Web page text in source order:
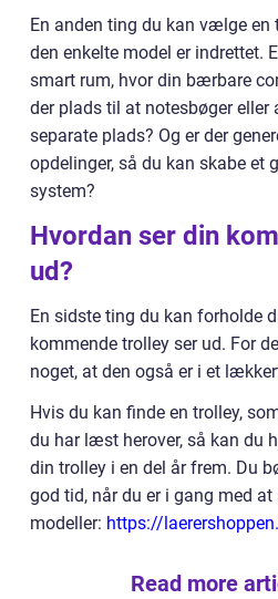
En anden ting du kan vælge en
den enkelte model er indrettet.
smart rum, hvor din bærbare
der plads til at notesbøger eller
separate plads? Og er der
opdelinger, så du kan skabe et
system?
Hvordan ser din
ud?
En sidste ting du kan forholde
kommende trolley ser ud. For
noget, at den også er i et
Hvis du kan finde en trolley,
du har læst herover, så kan du
din trolley i en del år frem. Du
god tid, når du er i gang med
modeller: https://
Read more